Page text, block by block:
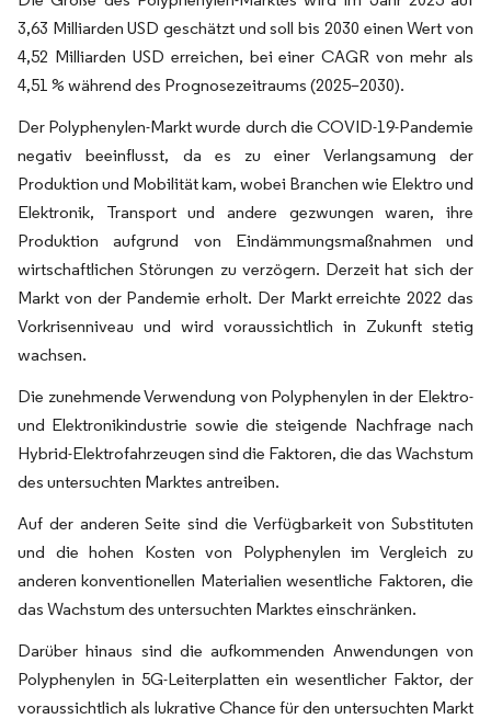
3,63 Milliarden USD geschätzt und soll bis 2030 einen Wert von
4,52 Milliarden USD erreichen, bei einer CAGR von mehr als
4,51 % während des Prognosezeitraums (2025–2030).
Der Polyphenylen-Markt wurde durch die COVID-19-Pandemie
negativ beeinflusst, da es zu einer Verlangsamung der
Produktion und Mobilität kam, wobei Branchen wie Elektro und
Elektronik, Transport und andere gezwungen waren, ihre
Produktion aufgrund von Eindämmungsmaßnahmen und
wirtschaftlichen Störungen zu verzögern. Derzeit hat sich der
Markt von der Pandemie erholt. Der Markt erreichte 2022 das
Vorkrisenniveau und wird voraussichtlich in Zukunft stetig
wachsen.
Die zunehmende Verwendung von Polyphenylen in der Elektro-
und Elektronikindustrie sowie die steigende Nachfrage nach
Hybrid-Elektrofahrzeugen sind die Faktoren, die das Wachstum
des untersuchten Marktes antreiben.
Auf der anderen Seite sind die Verfügbarkeit von Substituten
und die hohen Kosten von Polyphenylen im Vergleich zu
anderen konventionellen Materialien wesentliche Faktoren, die
das Wachstum des untersuchten Marktes einschränken.
Darüber hinaus sind die aufkommenden Anwendungen von
Polyphenylen in 5G-Leiterplatten ein wesentlicher Faktor, der
voraussichtlich als lukrative Chance für den untersuchten Markt